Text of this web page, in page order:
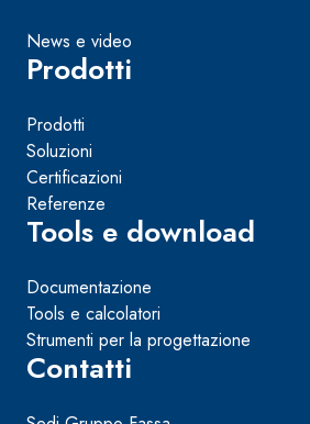
News e video
Prodotti
Prodotti
Soluzioni
Certificazioni
Referenze
Tools e download
Documentazione
Tools e calcolatori
Strumenti per la progettazione
Contatti